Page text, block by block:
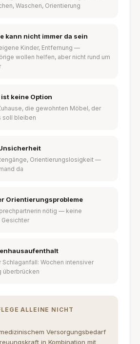
Waschen, Orientierung
kann nicht immer da sein
Kinder, Entfernung —
wollen helfen, aber nicht rund um
keine Option
die gewohnten Möbel, der
soll bleiben
Orientierungslosigkeit —
da
Orientierungsprobleme
nötig — keine
Schlaganfall: Wochen intensiver
überbrücken
ALLEINE NICHT
Versorgungsbedarf
in Kombination mit